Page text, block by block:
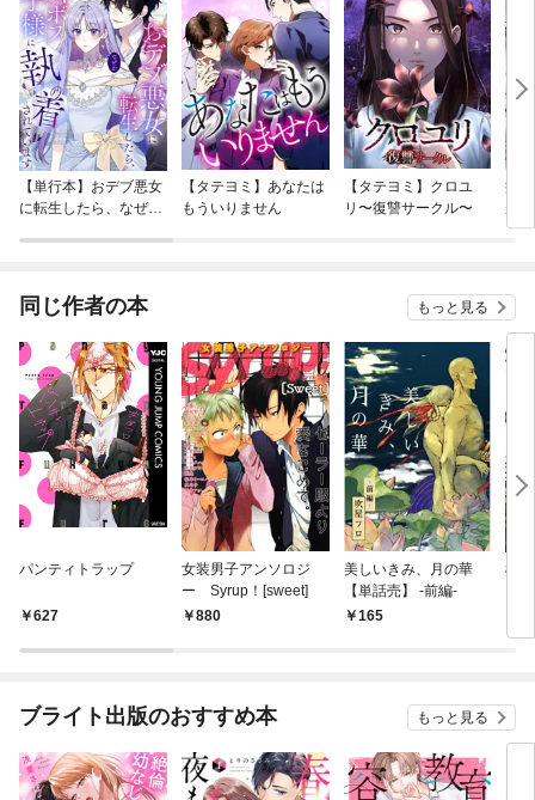
【単行本】おデブ悪女
に転生したら、なぜか
【タテヨミ】あなたは
もういりません
【タテヨミ】クロユ
リ〜復讐サークル〜
病
が
ぎ
同じ作者の本 もっと見る
パンティトラップ
627
女装男子アンソロジ
ー Syrup！[sweet]
880
美しいきみ、月の華
【単話売】 -前編-
165
桜
ブライト出版のおすすめ本 もっと見る